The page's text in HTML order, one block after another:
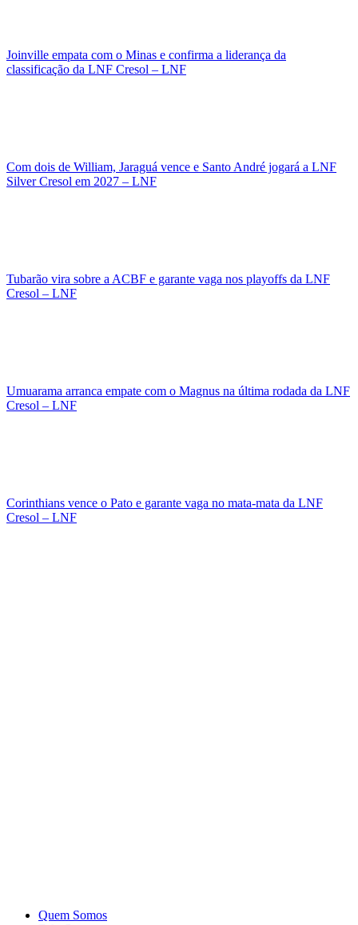
Joinville empata com o Minas e confirma a liderança da
classificação da LNF Cresol – LNF
Com dois de William, Jaraguá vence e Santo André jogará a LNF
Silver Cresol em 2027 – LNF
Tubarão vira sobre a ACBF e garante vaga nos playoffs da LNF
Cresol – LNF
Umuarama arranca empate com o Magnus na última rodada da LNF
Cresol – LNF
Corinthians vence o Pato e garante vaga no mata-mata da LNF
Cresol – LNF
Quem Somos